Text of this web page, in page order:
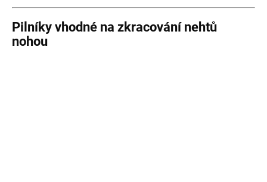
Pilníky vhodné na zkracování nehtů
nohou